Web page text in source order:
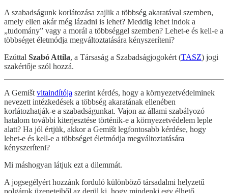
A szabadságunk korlátozása zajlik a többség akaratával szemben,
amely ellen akár még lázadni is lehet? Meddig lehet indok a
„tudomány” vagy a morál a többséggel szemben? Lehet-e és kell-e a
többséget életmódja megváltoztatására kényszeríteni?
Ezúttal Szabó Attila, a Társaság a Szabadságjogokért (TASZ) jogi
szakértője szól hozzá.
A Gemišt vitaindítója szerint kérdés, hogy a környezetvédelminek
nevezett intézkedések a többség akaratának ellenében
korlátozhatják-e a szabadságunkat. Vajon az állami szabályozó
hatalom további kiterjesztése történik-e a környezetvédelem leple
alatt? Ha jól értjük, akkor a Gemišt legfontosabb kérdése, hogy
lehet-e és kell-e a többséget életmódja megváltoztatására
kényszeríteni?
Mi máshogyan látjuk ezt a dilemmát.
A jogsegélyért hozzánk forduló különböző társadalmi helyzetű
polgárok üzeneteiből az derül ki, hogy mindenki egy élhető,